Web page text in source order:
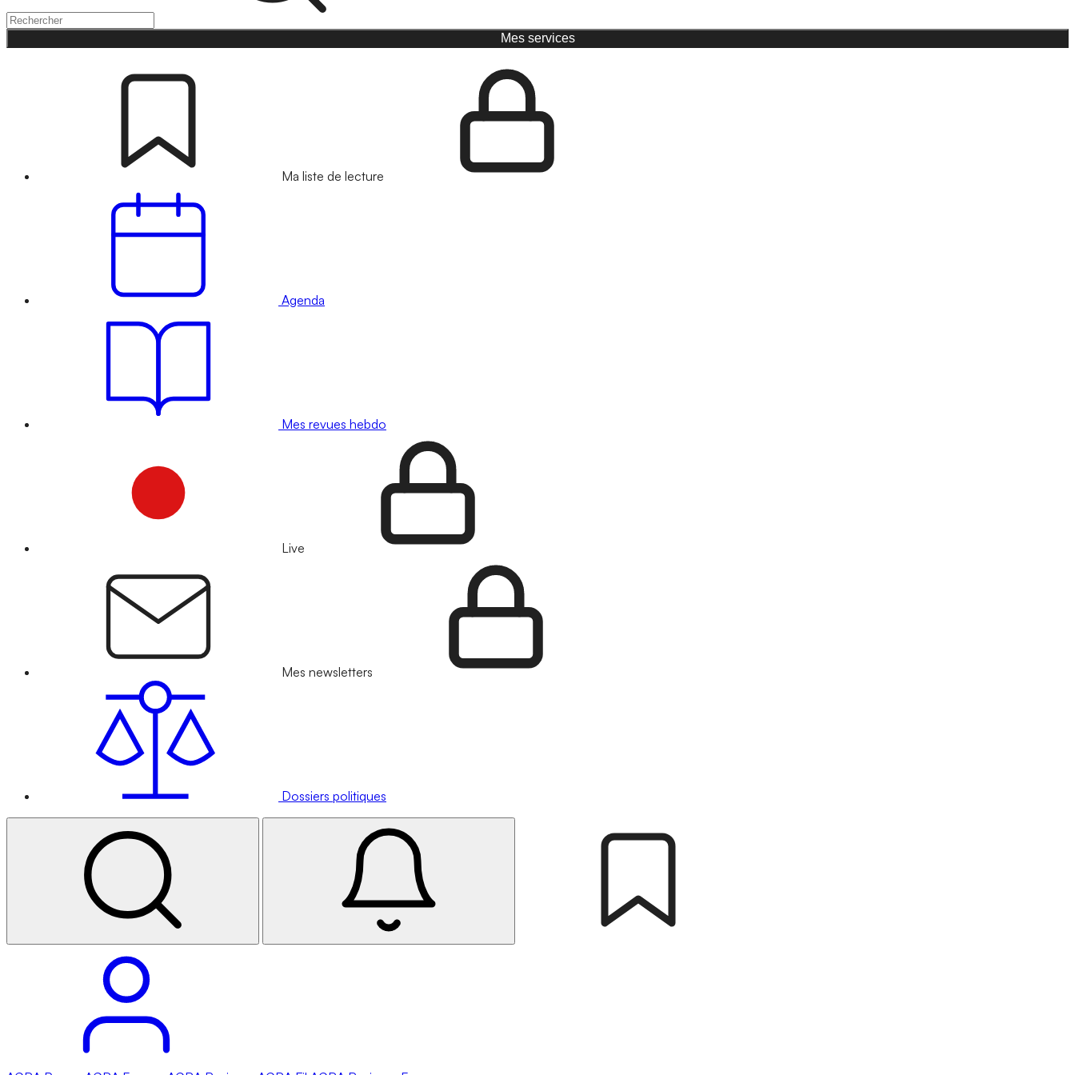
Mes services
Ma liste de lecture
Agenda
Mes revues hebdo
Live
Mes newsletters
Dossiers politiques